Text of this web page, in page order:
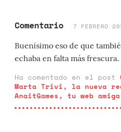
Comentario 7 FEBRERO
Buenísimo eso de que
echaba en falta más frescura.
Ha comentado en el post
Marta Trivi, la nueva
AnaitGames, tu web amiga